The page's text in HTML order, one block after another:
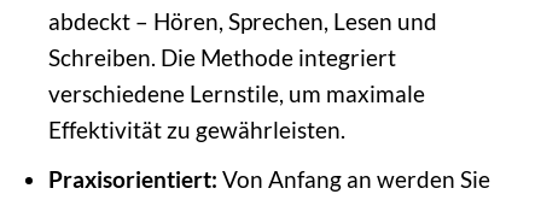
abdeckt – Hören, Sprechen, Lesen und
Schreiben. Die Methode integriert
verschiedene Lernstile, um maximale
Effektivität zu gewährleisten.
Praxisorientiert: Von Anfang an werden Sie